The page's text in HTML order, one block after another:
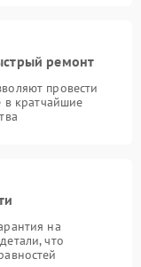
ремонт
провести
в кратчайшие
на
что